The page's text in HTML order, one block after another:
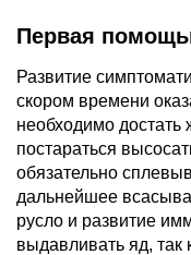
Первая
Развитие
скором времени
необходимо
постараться
обязательно
дальнейшее
русло и развитие
выдавливать яд, так